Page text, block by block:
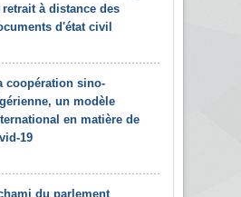
retrait à distance des
d'état civil
coopération sino-
un modèle
en matière de
19
du parlement